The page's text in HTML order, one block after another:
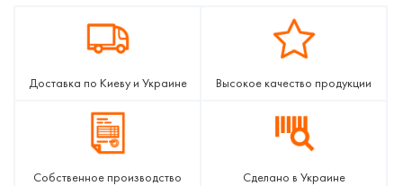
Доставка по Киеву и Украине Высокое качество продукции
Собственное производство Сделано в Украине